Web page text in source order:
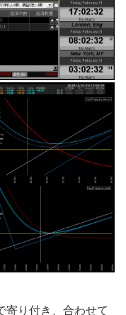
寄り付き、合わせて